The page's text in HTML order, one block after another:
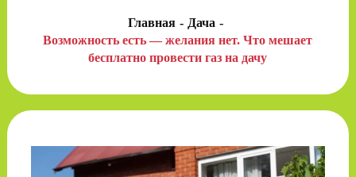
Главная
Дача
Возможность есть — желания нет. Что мешает
бесплатно провести газ на дачу